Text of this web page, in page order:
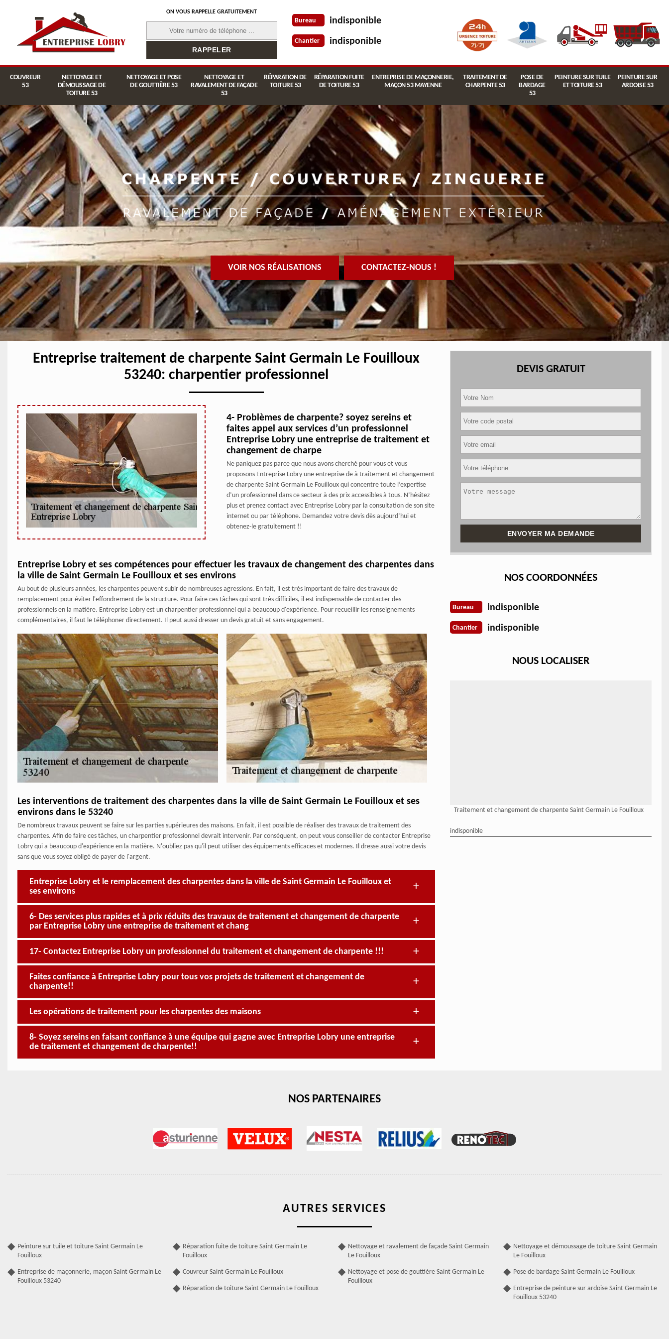
ON VOUS RAPPELLE GRATUITEMENT
Bureau indisponible
Chantier indisponible
COUVREUR
53
NETTOYAGE ET
DÉMOUSSAGE DE
TOITURE 53
NETTOYAGE ET POSE
DE GOUTTIÈRE 53
NETTOYAGE ET
RAVALEMENT DE FAÇADE
53
RÉPARATION DE
TOITURE 53
RÉPARATION FUITE
DE TOITURE 53
ENTREPRISE DE MAÇONNERIE,
MAÇON 53 MAYENNE
TRAITEMENT DE
CHARPENTE 53
POSE DE
BARDAGE
53
PEINTURE SUR TUILE
ET TOITURE 53
PEINTURE SUR
ARDOISE 53
VOIR NOS RÉALISATIONS CONTACTEZ-NOUS !
Entreprise traitement de charpente Saint Germain Le Fouilloux
53240: charpentier professionnel
4- Problèmes de charpente? soyez sereins et
faites appel aux services d’un professionnel
Entreprise Lobry une entreprise de traitement et
changement de charpe
Ne paniquez pas parce que nous avons cherché pour vous et vous
proposons Entreprise Lobry une entreprise de à traitement et changement
de charpente Saint Germain Le Fouilloux qui concentre toute l’expertise
d’un professionnel dans ce secteur à des prix accessibles à tous. N’hésitez
plus et prenez contact avec Entreprise Lobry par la consultation de son site
internet ou par téléphone. Demandez votre devis dès aujourd’hui et
obtenez-le gratuitement !!
Entreprise Lobry et ses compétences pour effectuer les travaux de changement des charpentes dans
la ville de Saint Germain Le Fouilloux et ses environs
Au bout de plusieurs années, les charpentes peuvent subir de nombreuses agressions. En fait, il est très important de faire des travaux de
remplacement pour éviter l'effondrement de la structure. Pour faire ces tâches qui sont très difficiles, il est indispensable de contacter des
professionnels en la matière. Entreprise Lobry est un charpentier professionnel qui a beaucoup d'expérience. Pour recueillir les renseignements
complémentaires, il faut le téléphoner directement. Il peut aussi dresser un devis gratuit et sans engagement.
Les interventions de traitement des charpentes dans la ville de Saint Germain Le Fouilloux et ses
environs dans le 53240
De nombreux travaux peuvent se faire sur les parties supérieures des maisons. En fait, il est possible de réaliser des travaux de traitement des
charpentes. Afin de faire ces tâches, un charpentier professionnel devrait intervenir. Par conséquent, on peut vous conseiller de contacter Entreprise
Lobry qui a beaucoup d'expérience en la matière. N'oubliez pas qu'il peut utiliser des équipements efficaces et modernes. Il dresse aussi votre devis
sans que vous soyez obligé de payer de l'argent.
Entreprise Lobry et le remplacement des charpentes dans la ville de Saint Germain Le Fouilloux et
ses environs
6- Des services plus rapides et à prix réduits des travaux de traitement et changement de charpente
par Entreprise Lobry une entreprise de traitement et chang
17- Contactez Entreprise Lobry un professionnel du traitement et changement de charpente !!!
Faites confiance à Entreprise Lobry pour tous vos projets de traitement et changement de
charpente!!
Les opérations de traitement pour les charpentes des maisons
8- Soyez sereins en faisant confiance à une équipe qui gagne avec Entreprise Lobry une entreprise
de traitement et changement de charpente!!
DEVIS GRATUIT
NOS COORDONNÉES
Bureau indisponible
Chantier indisponible
NOUS LOCALISER
Traitement et changement de charpente Saint Germain Le Fouilloux
indisponible
NOS PARTENAIRES
AUTRES SERVICES
Peinture sur tuile et toiture Saint Germain Le
Fouilloux
Entreprise de maçonnerie, maçon Saint Germain Le
Fouilloux 53240
Réparation fuite de toiture Saint Germain Le
Fouilloux
Couvreur Saint Germain Le Fouilloux
Réparation de toiture Saint Germain Le Fouilloux
Nettoyage et ravalement de façade Saint Germain
Le Fouilloux
Nettoyage et pose de gouttière Saint Germain Le
Fouilloux
Nettoyage et démoussage de toiture Saint Germain
Le Fouilloux
Pose de bardage Saint Germain Le Fouilloux
Entreprise de peinture sur ardoise Saint Germain Le
Fouilloux 53240